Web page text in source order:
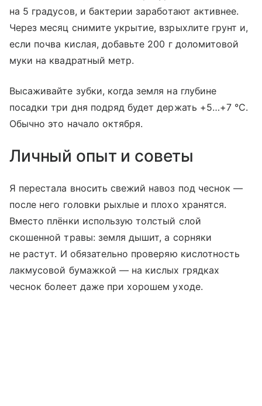
на 5 градусов, и бактерии заработают активнее.
Через месяц снимите укрытие, взрыхлите грунт и,
если почва кислая, добавьте 200 г доломитовой
муки на квадратный метр.
Высаживайте зубки, когда земля на глубине
посадки три дня подряд будет держать +5…+7 °C.
Обычно это начало октября.
Личный опыт и советы
Я перестала вносить свежий навоз под чеснок —
после него головки рыхлые и плохо хранятся.
Вместо плёнки использую толстый слой
скошенной травы: земля дышит, а сорняки
не растут. И обязательно проверяю кислотность
лакмусовой бумажкой — на кислых грядках
чеснок болеет даже при хорошем уходе.